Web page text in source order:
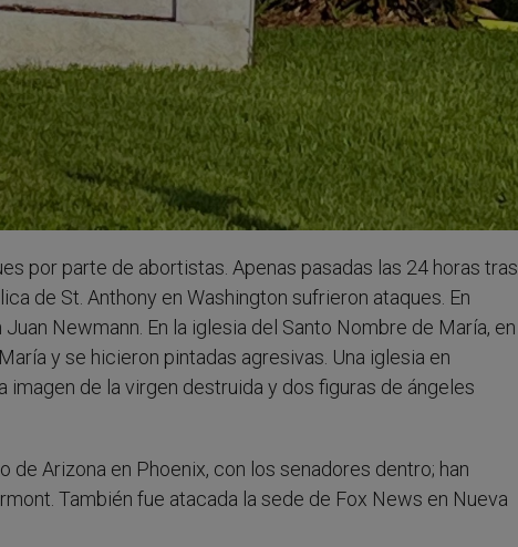
por parte de abortistas. Apenas pasadas las 24 horas tras
de St. Anthony en Washington sufrieron ataques. En
Newmann. En la iglesia del Santo Nombre de María, en
y se hicieron pintadas agresivas. Una iglesia en
imagen de la virgen destruida y dos figuras de ángeles
Arizona en Phoenix, con los senadores dentro; han
También fue atacada la sede de Fox News en Nueva